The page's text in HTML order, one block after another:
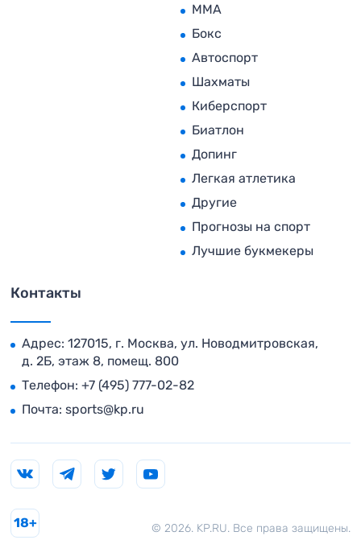
MMA
Бокс
Автоспорт
Шахматы
Киберспорт
Биатлон
Допинг
Легкая атлетика
Другие
Прогнозы на спорт
Лучшие букмекеры
Контакты
Адрес: 127015, г. Москва, ул. Новодмитровская,
д. 2Б, этаж 8, помещ. 800
Телефон: +7 (495) 777-02-82
Почта: sports@kp.ru
© 2026. KP.RU. Все права защищены.
18+